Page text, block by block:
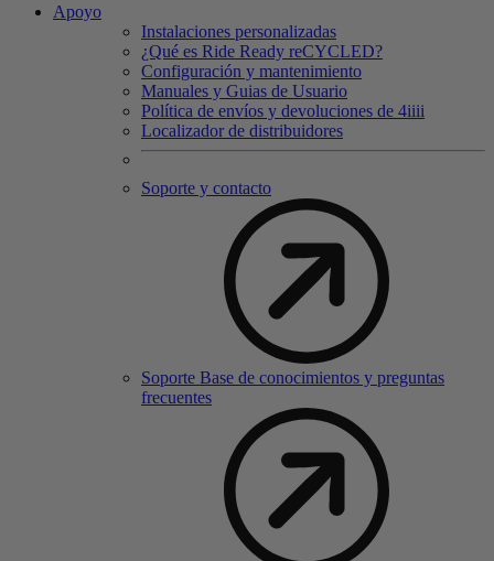
Apoyo
Instalaciones personalizadas
¿Qué es Ride Ready reCYCLED?
Configuración y mantenimiento
Manuales y Guias de Usuario
Política de envíos y devoluciones de 4iiii
Localizador de distribuidores
Soporte y contacto
Soporte Base de conocimientos y preguntas
frecuentes